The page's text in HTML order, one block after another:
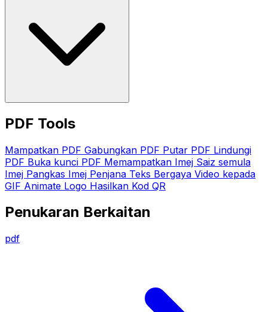
PDF Tools
Mampatkan PDF Gabungkan PDF Putar PDF Lindungi
PDF Buka kunci PDF Memampatkan Imej Saiz semula
Imej Pangkas Imej Penjana Teks Bergaya Video kepada
GIF Animate Logo Hasilkan Kod QR
Penukaran Berkaitan
pdf